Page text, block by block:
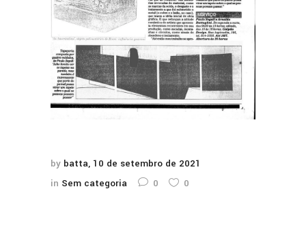
by batta 10 de setembro de 2021
in Sem categoria 0 0